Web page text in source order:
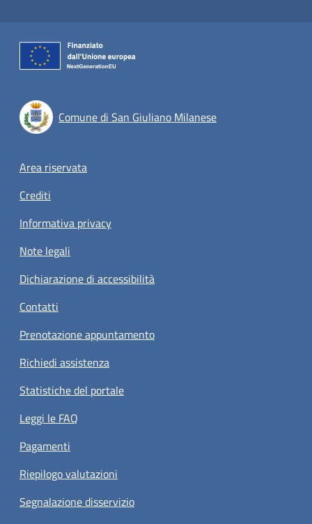
Comune di San Giuliano Milanese
Footer menu
Area riservata
Crediti
Informativa privacy
Note legali
Dichiarazione di accessibilità
Contatti
Prenotazione appuntamento
Richiedi assistenza
Statistiche del portale
Leggi le FAQ
Pagamenti
Riepilogo valutazioni
Segnalazione disservizio